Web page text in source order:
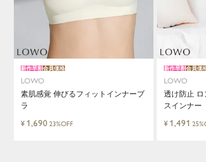
LOWO
素肌感覚 伸びるフィットインナーブ
ラ
新作早割会員価格
¥ 1,690 23%OFF
LOWO
透け防止 ロ
スインナー
新作早割会員価
¥ 1,491